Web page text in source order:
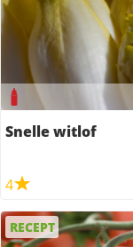
Snelle witlof
4
RECEPT